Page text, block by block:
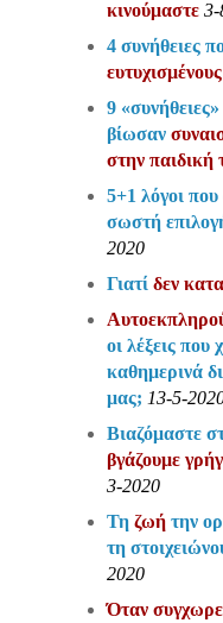
κινούμαστε 3-
4 συνήθειες
ευτυχισμένους
9
βίωσαν
στην παιδική
5+1 λόγοι που
σωστή
2020
Γιατί δεν
οι λέξεις που
καθημερινά
μας; 13-5-
Βιαζόμαστε
βγάζουμε
3-2020
Τη ζωήτην
τη
2020
Όταν